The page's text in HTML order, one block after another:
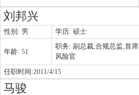
刘邦兴
性别: 男 学历: 硕士
年龄: 51
职务: 副总裁,合规总监,首席
风险官
任职时间:2011/4/15
马骏